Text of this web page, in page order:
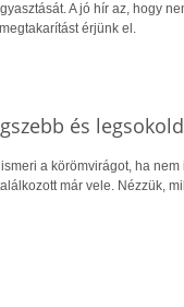
A jó hír az, hogy
érjünk el.
és
a körömvirágot, ha
már vele. Nézzük,